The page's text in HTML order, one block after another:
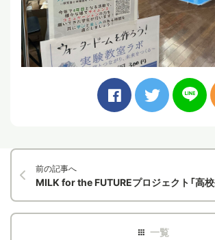
前の記事へ
MILK for the FUTUREプロジェクト「高校生と学ぶ！牛乳飲み比べヒミ